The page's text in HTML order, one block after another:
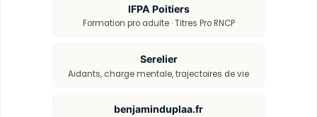
IFPA Poitiers
Formation pro adulte · Titres Pro RNCP
Serelier
Aidants, charge mentale, trajectoires de vie
benjaminduplaa.fr